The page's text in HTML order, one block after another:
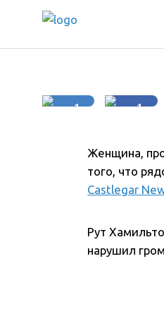
1 1
Женщина,
того, что
Castlegar
Рут
нарушил